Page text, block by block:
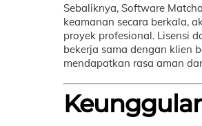
Sebaliknya, Software
keamanan secara berkala,
proyek profesional. Lisensi
bekerja sama dengan klien
mendapatkan rasa aman